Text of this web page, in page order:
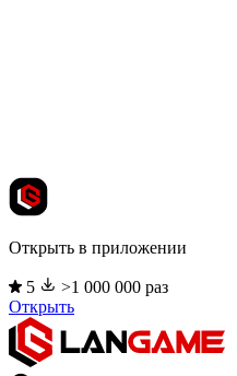
Открыть в приложении
5
>1 000 000 раз
Открыть